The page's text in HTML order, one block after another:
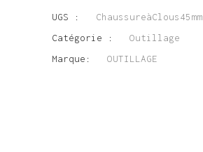
UGS :
ChaussureàClous45mm
Catégorie :
Outillage
Marque:
OUTILLAGE